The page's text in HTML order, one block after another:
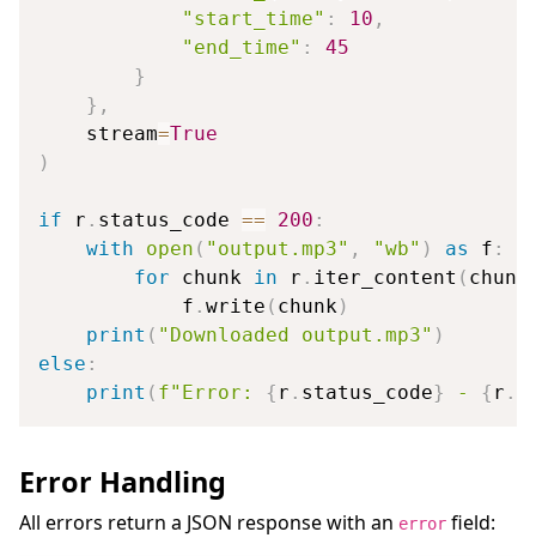
"start_time" : 10 ,
"end_time" :
45
}
} ,
    stream
=True
)
if r . status_code == 200 :
with
open ( "output.mp3" , "wb" ) as f :
for chunk in r . iter_content (
            f
. write ( chunk)
print ( "Downloaded output.mp3" )
else :
print ( f"Error: { r . status_code} - { r .
Error Handling
All errors return a JSON response with an error field: